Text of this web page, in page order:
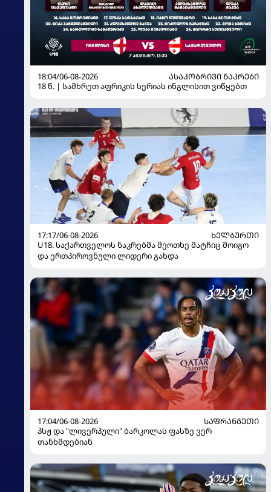
18:04/06-08-2026
ᲐᲡᲐᲙᲝᲑᲠᲘᲕᲘ ᲜᲐᲙᲠᲔᲑᲘ
18 წ. | სამხრეთ აფრიკის სერიას ინგლისით ვიწყებთ
17:17/06-08-2026
ᲮᲔᲚᲑᲣᲠᲗᲘ
U18. საქართველოს ნაკრებმა მეოთხე მატჩიც მოიგო
და ერთპიროვნული ლიდერი გახდა
17:04/06-08-2026
ᲡᲐᲤᲠᲐᲜᲒᲔᲗᲘ
პსჟ და "ლივერპული" ბარკოლას ფასზე ვერ
თანხმდებიან